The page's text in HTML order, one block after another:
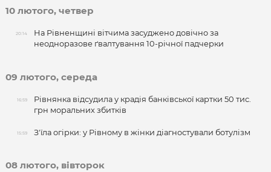
10 лютого, четвер
20:14
На Рівненщині вітчима засуджено довічно за
неодноразове ґвалтування 10-річної падчерки
09 лютого, середа
16:59
Рівнянка відсудила у крадія банківської картки 50 тис.
грн моральних збитків
15:59 З'їла огірки: у Рівному в жінки діагностували ботулізм
08 лютого, вівторок